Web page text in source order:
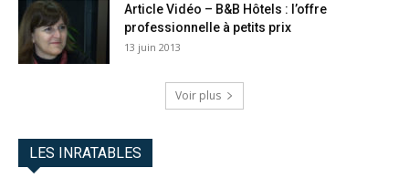
Article Vidéo – B&B Hôtels : l’offre
professionnelle à petits prix
13 juin 2013
Voir plus
LES INRATABLES